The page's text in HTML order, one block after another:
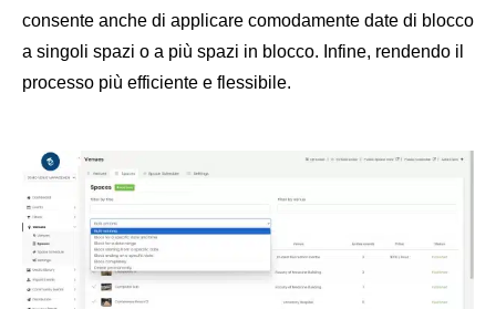
consente anche di applicare comodamente date di blocco
a singoli spazi o a più spazi in blocco. Infine, rendendo il
processo più efficiente e flessibile.